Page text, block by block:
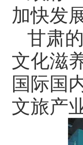
加快发
甘肃
文化滋
国际国
文旅产